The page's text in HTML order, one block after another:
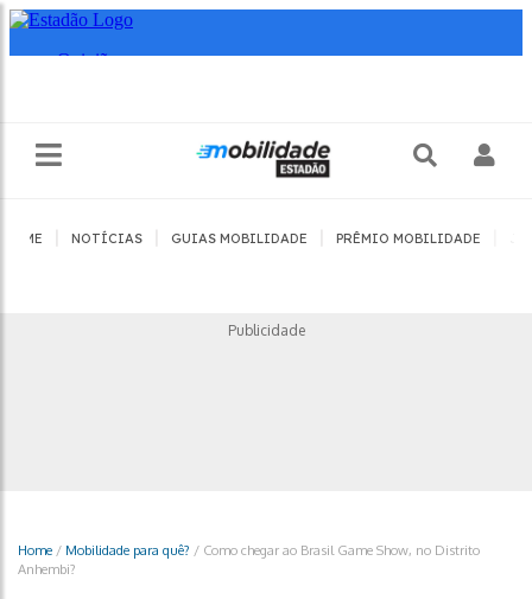
HOME NOTÍCIAS GUIAS MOBILIDADE PRÊMIO MOBILIDADE
Publicidade
Home / Mobilidade para quê? / Como chegar ao Brasil Game Show, no Distrito
Anhembi?